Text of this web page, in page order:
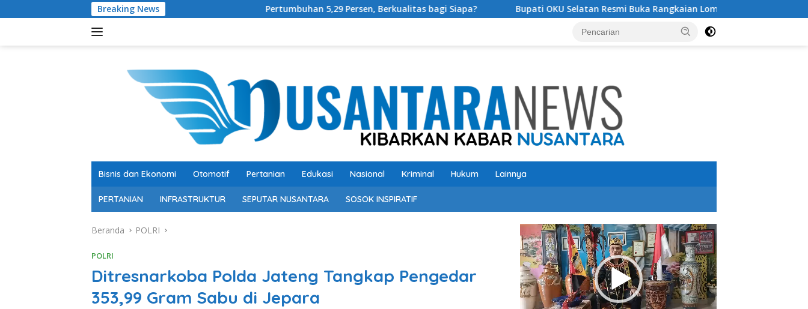
ke
Breaking News Pertumbuhan 5,29 Persen, Berkualitas bagi Siapa? Bupati OKU Selatan Resmi Buka Rangkaian Lomba Peringatan HUT RI ke-81 Tahun 2026
Bisnis dan Ekonomi Otomotif Pertanian Edukasi Nasional Kriminal Hukum Lainnya
PERTANIAN INFRASTRUKTUR SEPUTAR NUSANTARA SOSOK INSPIRATIF
Beranda POLRI
POLRI
Ditresnarkoba Polda Jateng Tangkap Pengedar
353,99 Gram Sabu di Jepara
Pemutar
Video